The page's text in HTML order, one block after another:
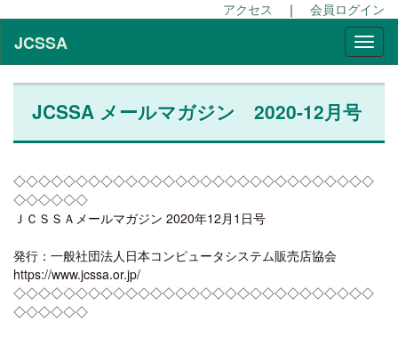
アクセス ｜ 会員ログイン
JCSSA
JCSSA メールマガジン 2020-12月号
◇◇◇◇◇◇◇◇◇◇◇◇◇◇◇◇◇◇◇◇◇◇◇◇◇◇◇◇◇
◇◇◇◇◇◇
ＪＣＳＳＡメールマガジン 2020年12月1日号
発行：一般社団法人日本コンピュータシステム販売店協会
https://www.jcssa.or.jp/
◇◇◇◇◇◇◇◇◇◇◇◇◇◇◇◇◇◇◇◇◇◇◇◇◇◇◇◇◇
◇◇◇◇◇◇